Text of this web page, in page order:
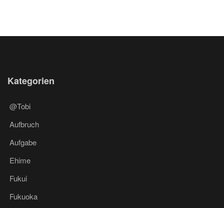
Kategorien
@Tobi
Aufbruch
Aufgabe
Ehime
Fukui
Fukuoka